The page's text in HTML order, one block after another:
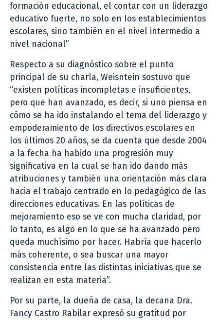
formación educacional, el contar con un liderazgo
educativo fuerte, no solo en los establecimientos
escolares, sino también en el nivel intermedio a
nivel nacional”
Respecto a su diagnóstico sobre el punto
principal de su charla, Weisntein sostuvo que
“existen políticas incompletas e insuficientes,
pero que han avanzado, es decir, si uno piensa en
cómo se ha ido instalando el tema del liderazgo y
empoderamiento de los directivos escolares en
los últimos 20 años, se da cuenta que desde 2004
a la fecha ha habido una progresión muy
significativa en la cual se han ido dando más
atribuciones y también una orientación más clara
hacia el trabajo centrado en lo pedagógico de las
direcciones educativas. En las políticas de
mejoramiento eso se ve con mucha claridad, por
lo tanto, es algo en lo que se ha avanzado pero
queda muchísimo por hacer. Habría que hacerlo
más coherente, o sea buscar una mayor
consistencia entre las distintas iniciativas que se
realizan en esta materia”.
Por su parte, la dueña de casa, la decana Dra.
Fancy Castro Rabilar expresó su gratitud por